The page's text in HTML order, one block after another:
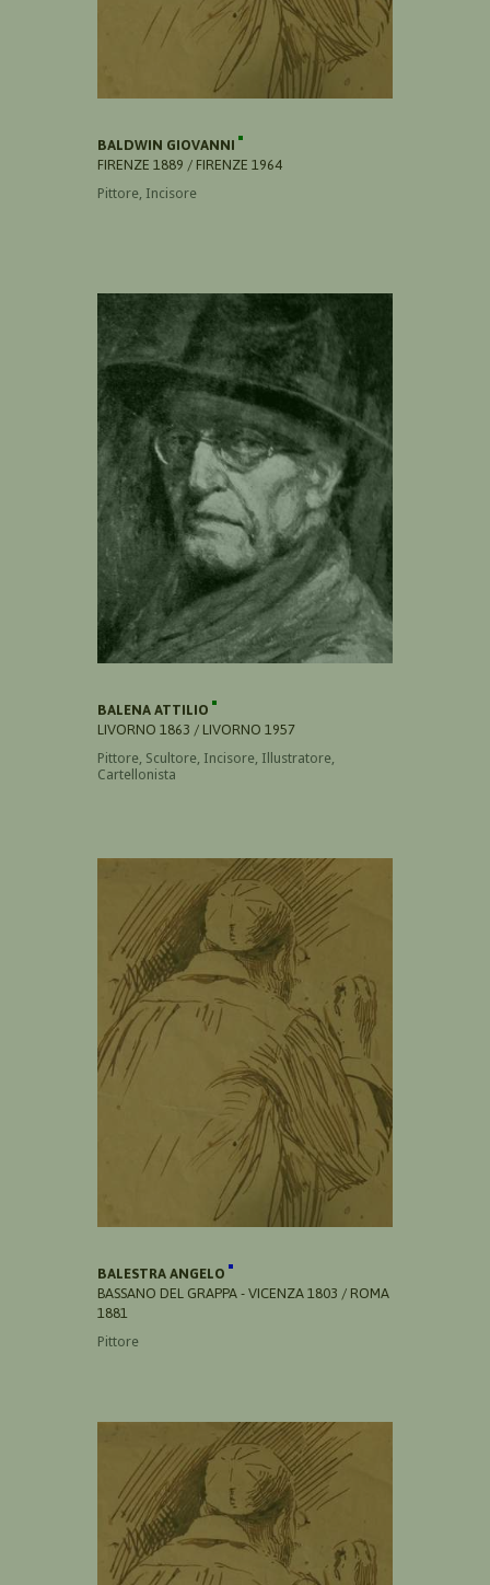
BALDWIN GIOVANNI
FIRENZE 1889 / FIRENZE 1964
Pittore, Incisore
BALENA ATTILIO
LIVORNO 1863 / LIVORNO 1957
Pittore, Scultore, Incisore, Illustratore,
Cartellonista
BALESTRA ANGELO
BASSANO DEL GRAPPA - VICENZA 1803 / ROMA
1881
Pittore